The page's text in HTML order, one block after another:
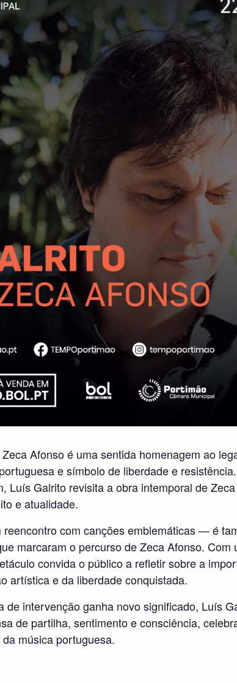
Afonso é uma sentida homenagem ao
e símbolo de liberdade e
Luís Galrito revisita a obra intemporal de
e atualidade.
com canções emblemáticas — é
marcaram o percurso de Zeca Afonso. Com
convida o público a refletir sobre a
artística e da liberdade conquistada.
de intervenção ganha novo significado, Luís
de partilha, sentimento e consciência,
música portuguesa.